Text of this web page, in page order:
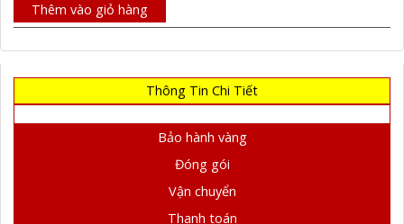
Thêm vào giỏ hàng
Thông Tin Chi Tiết
Bảo hành vàng
Đóng gói
Vận chuyển
Thanh toán